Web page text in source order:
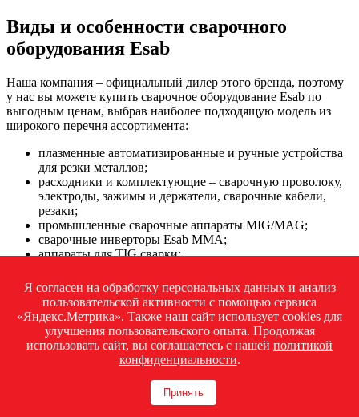
Виды и особенности сварочного
оборудования Esab
Наша компания – официальный дилер этого бренда, поэтому
у нас вы можете купить сварочное оборудование Esab по
выгодным ценам, выбрав наиболее подходящую модель из
широкого перечня ассортимента:
плазменные автоматизированные и ручные устройства
для резки металлов;
расходники и комплектующие – сварочную проволоку,
электроды, зажимы и держатели, сварочные кабели,
резаки;
промышленные сварочные аппараты MIG/MAG;
сварочные инверторы Esab ММА;
аппараты для TIG сварки;
мультипроцессорное оборудование;
генераторы для сварки;
блоки подачи сварочной проволоки;
модули дистанционного управления и охлаждения.
Инвертор ЭСАБ — это надёжное и высокоэффективное
решение для ручной дуговой сварки (MMA). Аппараты этого
бренда идеально подходят для профессионального
использования в строительстве, производстве, ремонте и на
Я согласен на обработку персональных данных и анализ
пользовательской активности с помощью сервиса
«Яндекс.Метрика». Также наш сайт использует cookies для
улучшения пользовательского опыта. Продолжая
использовать сайт, вы соглашаетесь с нашей политикой
конфиденциальности.
Принять